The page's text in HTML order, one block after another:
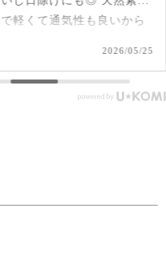
くて柔らか♪ 前後を変えて
で可愛いいけど、刺繍面を
前にした時はリネンジレと
2026/05/17